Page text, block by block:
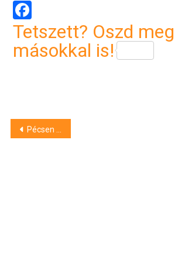
Facebook
Tetszett? Oszd meg
másokkal is!
Bejegyzés
Pécsen és Eszéken tartják az európai kulturális útvonalak képzési akadémiáját júniusban